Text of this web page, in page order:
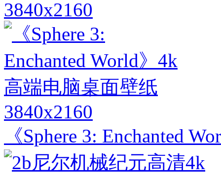
3840x2160
3840x2160
《Sphere 3: Enchanted